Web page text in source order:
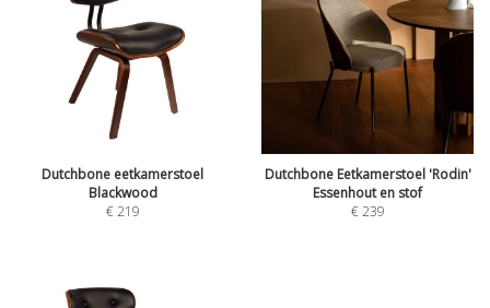
Dutchbone eetkamerstoel
Blackwood
€219
Dutchbone Eetkamerstoel 'Rodin'
Essenhout en stof
€239